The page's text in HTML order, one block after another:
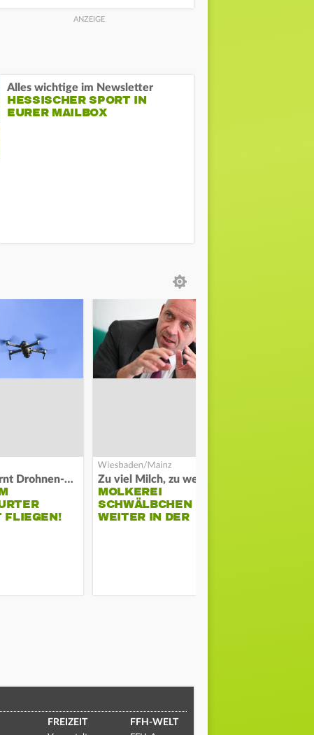
Alles wichtige im Newsletter
HESSISCHER SPORT IN
EURER MAILBOX
Polizei warnt Drohnen-Besitzer
FLIEGEN!
MOLKEREI
SCHWÄLBCHEN
WEITER IN DER
FREIZEIT FFH-WELT